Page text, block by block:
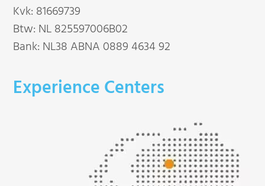
Kvk: 81669739
Btw: NL 825597006B02
Bank: NL38 ABNA 0889 4634 92
Experience Centers